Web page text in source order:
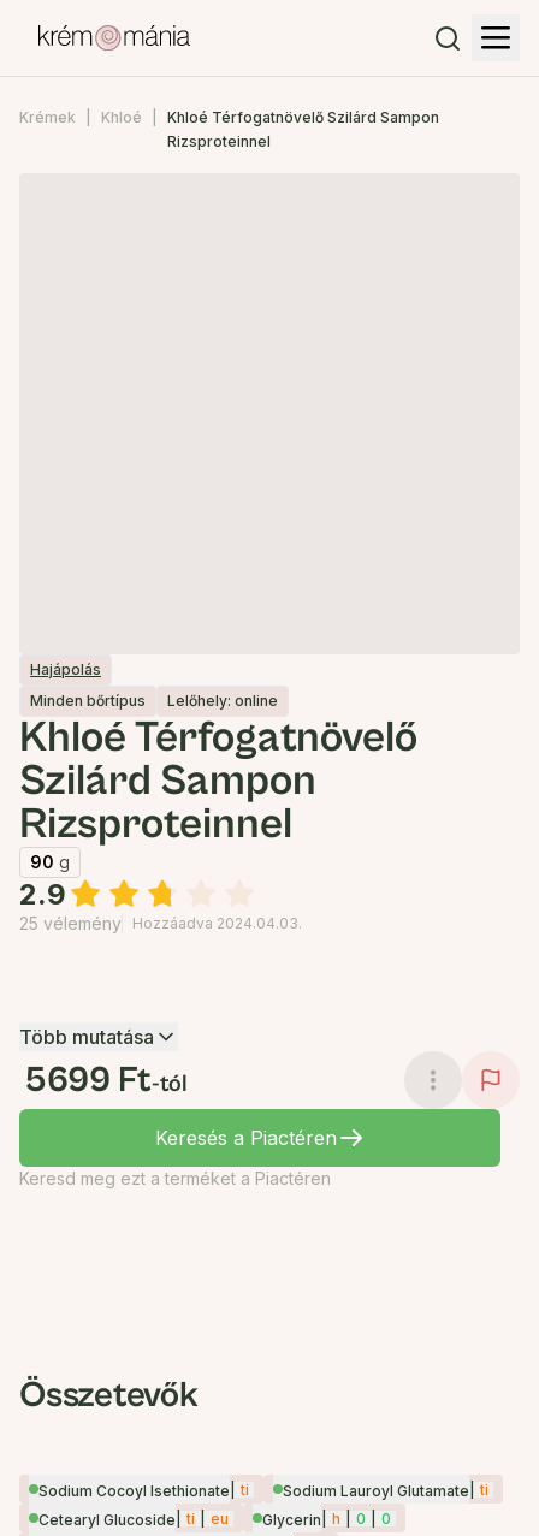
Krémek Khloé
Khloé Térfogatnövelő Szilárd Sampon
Rizsproteinnel
Hajápolás
Minden bőrtípus
Lelőhely: online
Khloé Térfogatnövelő
Szilárd Sampon
Rizsproteinnel
90 g
2.9
25 vélemény Hozzáadva 2024.04.03.
Több mutatása
5699 Ft-tól
Keresés a Piactéren
Keresd meg ezt a terméket a Piactéren
Összetevők
Sodium Cocoyl Isethionate ti Sodium Lauroyl Glutamate
ti
Cetearyl Glucoside
ti eu Glycerin h 0
0